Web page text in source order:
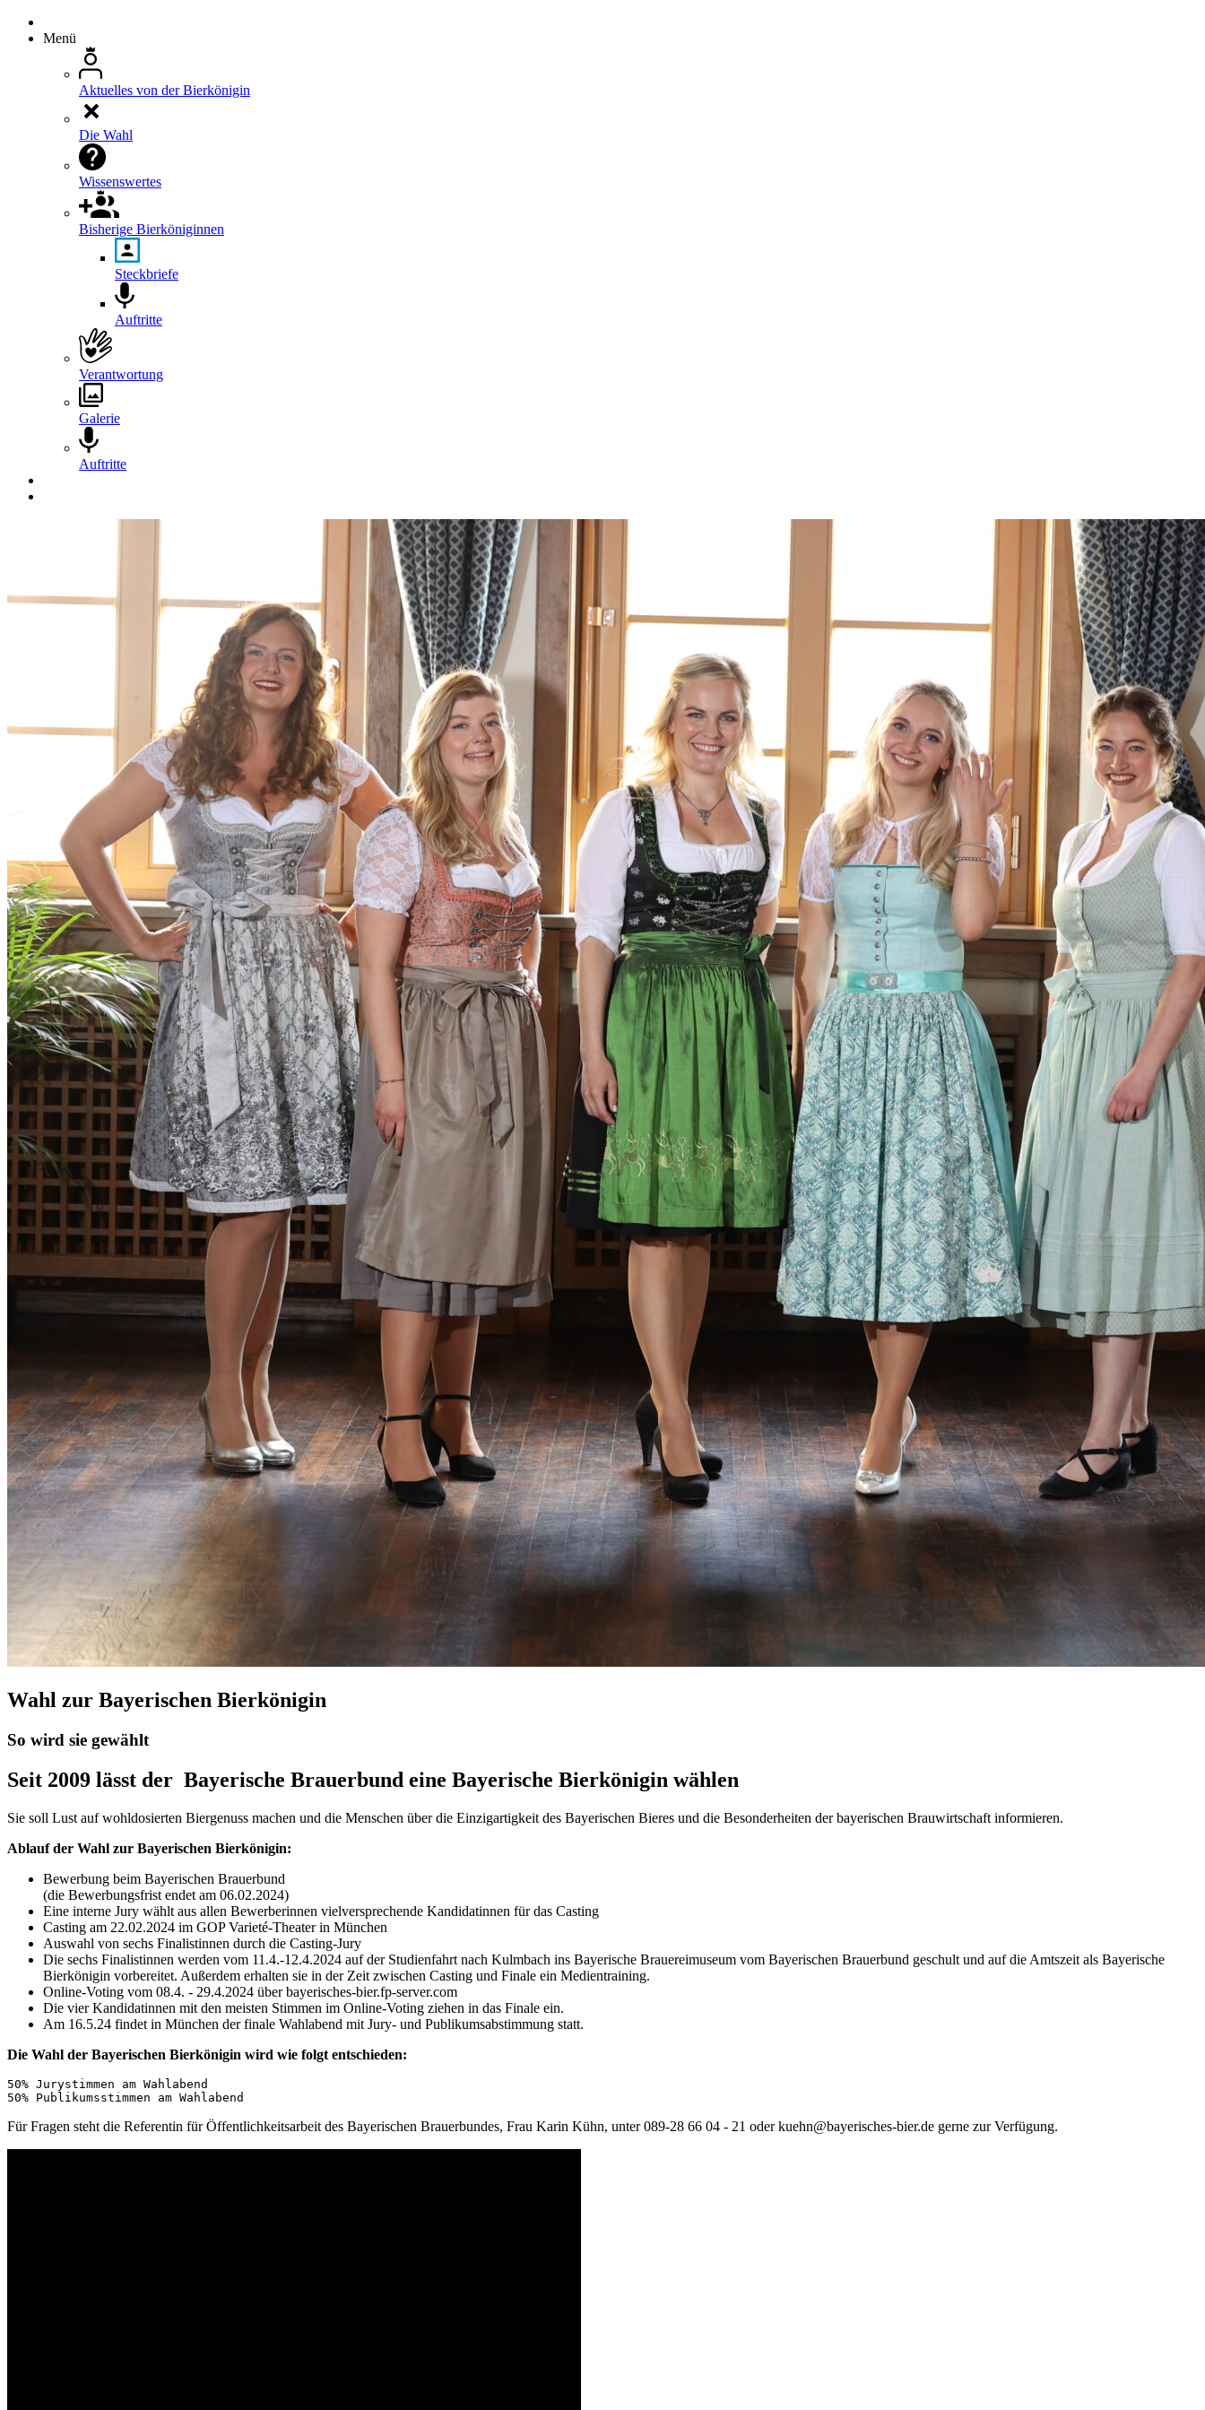
Menü
Aktuelles von der Bierkönigin
Die Wahl
Wissenswertes
Bisherige Bierköniginnen
Steckbriefe
Auftritte
Verantwortung
Galerie
Auftritte
Wahl zur Bayerischen Bierkönigin
So wird sie gewählt
Seit 2009 lässt der Bayerische Brauerbund eine Bayerische Bierkönigin wählen
Sie soll Lust auf wohldosierten Biergenuss machen und die Menschen über die Einzigartigkeit des Bayerischen Bieres und die Besonderheiten der bayerischen Brauwirtschaft informieren.
Ablauf der Wahl zur Bayerischen Bierkönigin:
Bewerbung beim Bayerischen Brauerbund
(die Bewerbungsfrist endet am 06.02.2024)
Eine interne Jury wählt aus allen Bewerberinnen vielversprechende Kandidatinnen für das Casting
Casting am 22.02.2024 im GOP Varieté-Theater in München
Auswahl von sechs Finalistinnen durch die Casting-Jury
Die sechs Finalistinnen werden vom 11.4.-12.4.2024 auf der Studienfahrt nach Kulmbach ins Bayerische Brauereimuseum vom Bayerischen Brauerbund geschult und auf die Amtszeit als Bayerische
Bierkönigin vorbereitet. Außerdem erhalten sie in der Zeit zwischen Casting und Finale ein Medientraining.
Online-Voting vom 08.4. - 29.4.2024 über bayerisches-bier.fp-server.com
Die vier Kandidatinnen mit den meisten Stimmen im Online-Voting ziehen in das Finale ein.
Am 16.5.24 findet in München der finale Wahlabend mit Jury- und Publikumsabstimmung statt.
Die Wahl der Bayerischen Bierkönigin wird wie folgt entschieden:
50% Jurystimmen am Wahlabend
50% Publikumsstimmen am Wahlabend
Für Fragen steht die Referentin für Öffentlichkeitsarbeit des Bayerischen Brauerbundes, Frau Karin Kühn, unter 089-28 66 04 - 21 oder kuehn@bayerisches-bier.de gerne zur Verfügung.